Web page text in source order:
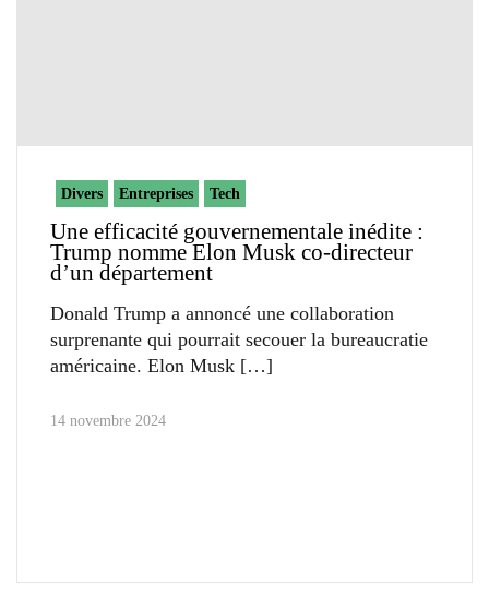
Divers Entreprises Tech
Une efficacité gouvernementale inédite :
Trump nomme Elon Musk co-directeur
d’un département
Donald Trump a annoncé une collaboration
surprenante qui pourrait secouer la bureaucratie
américaine. Elon Musk
14 novembre 2024